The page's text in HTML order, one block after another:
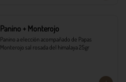
Panino + Monterojo
Panino a elección acompañado de Papas
Monterojo sal rosada del himalaya 25gr